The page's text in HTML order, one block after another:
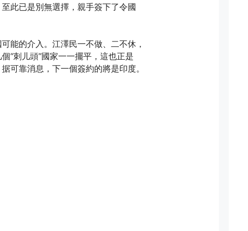
此已是別無選擇，親手簽下了令國
能的介入。江澤民一不做、二不休，
“刺儿頭”國家一一擺平，這也正是
可靠消息，下一個簽約的將是印度。